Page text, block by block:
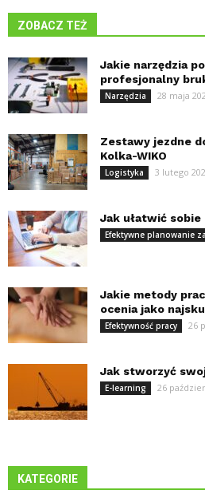
ZOBACZ TEŻ
Jakie narzędzia
profesjonalny
Narzędzia 28 maja
Zestawy jezdne
Kolka-WIKO
Logistyka 3 lutego
Jak ułatwić sobie
Efektywne planowanie
Jakie metody
ocenia jako
Efektywność pracy 26
Jak stworzyć
E-learning 26
KATEGORIE